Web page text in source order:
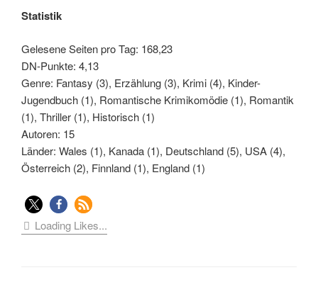
Statistik
Gelesene Seiten pro Tag: 168,23
DN-Punkte: 4,13
Genre: Fantasy (3), Erzählung (3), Krimi (4), Kinder-
Jugendbuch (1), Romantische Krimikomödie (1), Romantik
(1), Thriller (1), Historisch (1)
Autoren: 15
Länder: Wales (1), Kanada (1), Deutschland (5), USA (4),
Österreich (2), Finnland (1), England (1)
Loading Likes...